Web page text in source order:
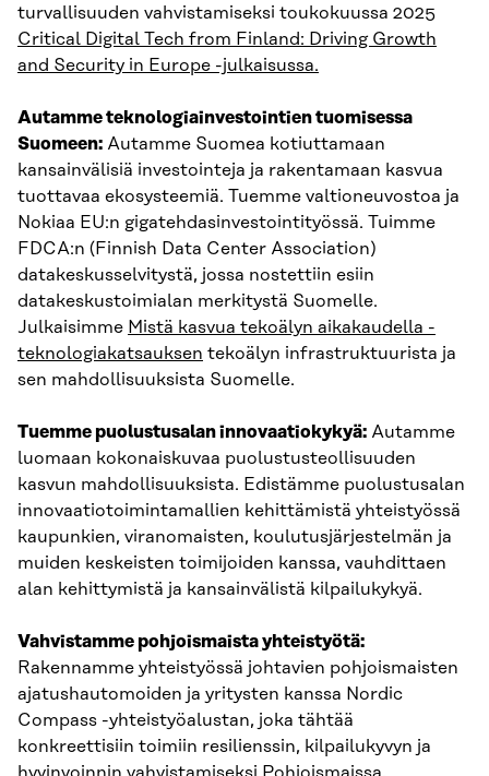
turvallisuuden vahvistamiseksi toukokuussa 2025
Critical Digital Tech from Finland: Driving Growth
and Security in Europe -julkaisussa.
Autamme teknologiainvestointien tuomisessa
Suomeen: Autamme Suomea kotiuttamaan
kansainvälisiä investointeja ja rakentamaan kasvua
tuottavaa ekosysteemiä. Tuemme valtioneuvostoa ja
Nokiaa EU:n gigatehdasinvestointityössä. Tuimme
FDCA:n (Finnish Data Center Association)
datakeskusselvitystä, jossa nostettiin esiin
datakeskustoimialan merkitystä Suomelle.
Julkaisimme Mistä kasvua tekoälyn aikakaudella -
teknologiakatsauksen tekoälyn infrastruktuurista ja
sen mahdollisuuksista Suomelle.
Tuemme puolustusalan innovaatiokykyä: Autamme
luomaan kokonaiskuvaa puolustusteollisuuden
kasvun mahdollisuuksista. Edistämme puolustusalan
innovaatiotoimintamallien kehittämistä yhteistyössä
kaupunkien, viranomaisten, koulutusjärjestelmän ja
muiden keskeisten toimijoiden kanssa, vauhdittaen
alan kehittymistä ja kansainvälistä kilpailukykyä.
Vahvistamme pohjoismaista yhteistyötä:
Rakennamme yhteistyössä johtavien pohjoismaisten
ajatushautomoiden ja yritysten kanssa Nordic
Compass -yhteistyöalustan, joka tähtää
konkreettisiin toimiin resilienssin, kilpailukyvyn ja